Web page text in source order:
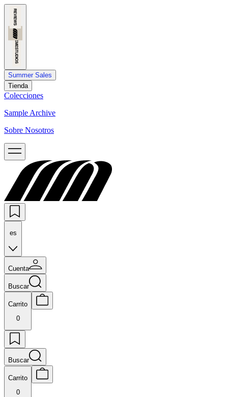
Summer Sales
Tienda
Colecciones
Sample Archive
Sobre Nosotros
es
Cuenta
Buscar
Carrito
0
Buscar
Carrito
0